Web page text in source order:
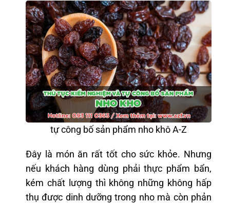
tự công bố sản phẩm nho khô A-Z
Đây là món ăn rất tốt cho sức khỏe. Nhưng
nếu khách hàng dùng phải thực phẩm bẩn,
kém chất lượng thì không những không hấp
thụ được dinh dưỡng trong nho mà còn phản